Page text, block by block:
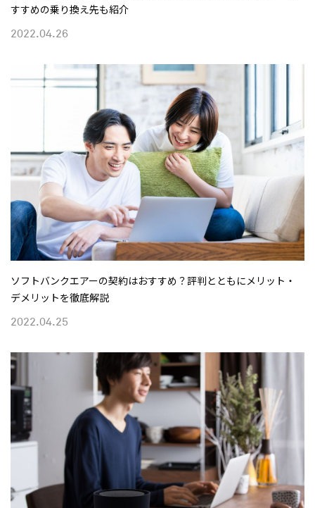
2022.04.26
すすめの乗り換え先も紹介
2022.04.25
ソフトバンクエアーの契約はおすすめ？評判とともにメリット・
デメリットを徹底解説